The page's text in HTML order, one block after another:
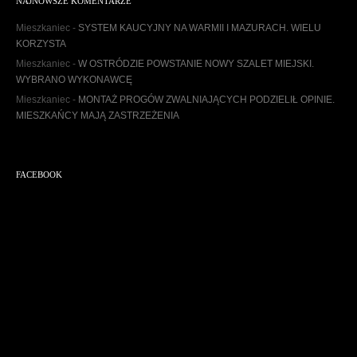
w
u
Mieszkaniec - SYSTEM KAUCYJNY NA WARMII I MAZURACH. WIELU
KORZYSTA
Mieszkaniec - W OSTRÓDZIE POWSTANIE NOWY SZALET MIEJSKI.
WYBRANO WYKONAWCĘ
Mieszkaniec - MONTAŻ PROGÓW ZWALNIAJĄCYCH PODZIELIŁ OPINIE.
MIESZKAŃCY MAJĄ ZASTRZEŻENIA
FACEBOOK